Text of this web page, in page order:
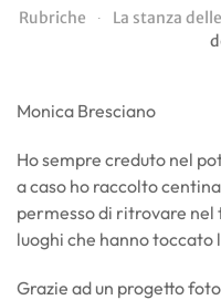
Rubriche La stanza
Monica Bresciano
Ho sempre creduto nel
a caso ho raccolto
permesso di ritrovare
luoghi che hanno toccato
Grazie ad un progetto